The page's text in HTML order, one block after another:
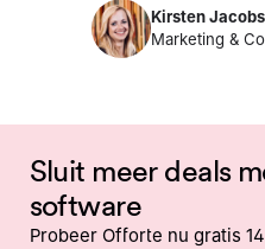
Kirsten Jacobs
Marketing &
Sluit meer deals
software
Probeer Offorte nu gratis